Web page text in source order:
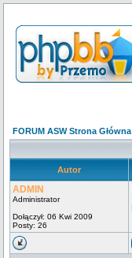
FORUM ASW Strona Główna
Autor
ADMIN
Administrator
Dołączył: 06 Kwi 2009
Posty: 26